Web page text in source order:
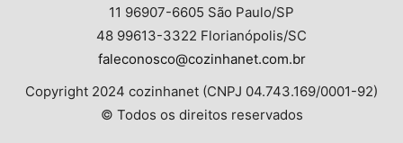
11 96907-6605 São Paulo/SP
48 99613-3322 Florianópolis/SC
faleconosco@cozinhanet.com.br
Copyright 2024 cozinhanet (CNPJ 04.743.169/0001-92)
© Todos os direitos reservados